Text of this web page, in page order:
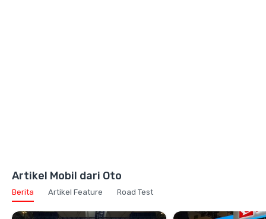
Artikel Mobil dari Oto
Berita Artikel Feature Road Test